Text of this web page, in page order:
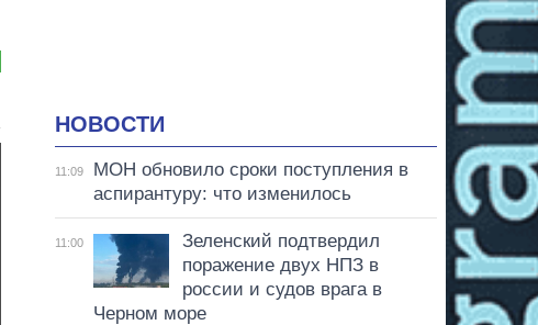
НОВОСТИ
11:09
МОН обновило сроки поступления в
аспирантуру: что изменилось
11:00
Зеленский подтвердил
поражение двух НПЗ в
россии и судов врага в
Черном море